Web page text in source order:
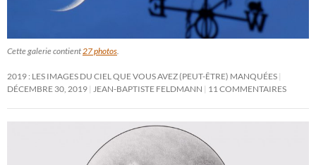
Cette galerie contient 27 photos
2019 : LES IMAGES DU CIEL QUE VOUS AVEZ (PEUT-ÊTRE) MANQUÉES
DÉCEMBRE 30, 2019
JEAN-BAPTISTE FELDMANN 11 COMMENTAIRES